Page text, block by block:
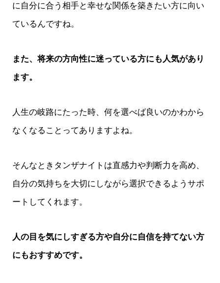
に自分に合う相手と幸せな関係を築きたい方に向い
ているんですね。
また、将来の方向性に迷っている方にも人気があり
ます。
人生の岐路にたった時、何を選べば良いのかわから
なくなることってありますよね。
そんなときタンザナイトは直感力や判断力を高め、
自分の気持ちを大切にしながら選択できるようサポ
ートしてくれます。
人の目を気にしすぎる方や自分に自信を持てない方
にもおすすめです。